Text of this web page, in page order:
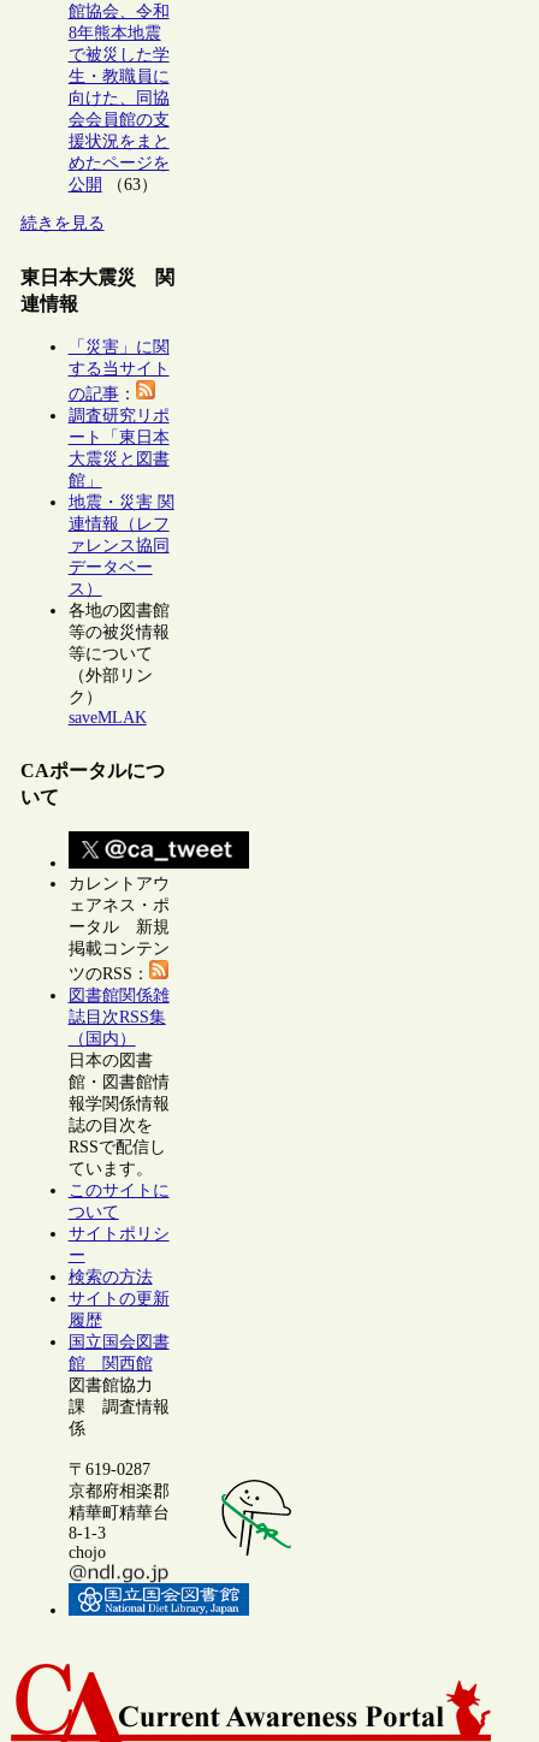
館協会、令和
8年熊本地震
で被災した学
生・教職員に
向けた、同協
会会員館の支
援状況をまと
めたページを
公開
（63）
続きを見る
東日本大震災 関
連情報
「災害」に関
する当サイト
の記事：
調査研究リポ
ート「東日本
大震災と図書
館」
地震・災害 関
連情報（レフ
ァレンス協同
データベー
ス）
各地の図書館
等の被災情報
等について
（外部リン
ク）
saveMLAK
CAポータルにつ
いて
カレントアウ
ェアネス・ポ
ータル 新規
掲載コンテン
ツのRSS：
図書館関係雑
誌目次RSS集
（国内）
日本の図書
館・図書館情
報学関係情報
誌の目次を
RSSで配信し
ています。
このサイトに
ついて
サイトポリシ
ー
検索の方法
サイトの更新
履歴
国立国会図書
館 関西館
図書館協力
課 調査情報
係
〒619-0287
京都府相楽郡
精華町精華台
8-1-3
chojo